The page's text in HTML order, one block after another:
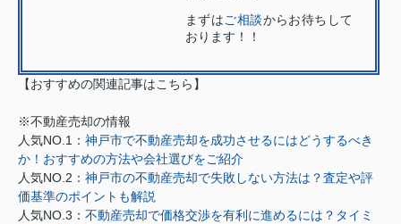
まずはご相談からお待ちして
おります！！
【おすすめの関連記事はこちら】
※不動産売却の情報
人気NO.1： 神戸市で不動産売却を成功させるにはどうするべき
か！おすすめの方法や会社選びをご紹介
人気NO.2： 神戸市の不動産売却で失敗しない方法は？査定や評
価基準のポイントも解説
人気NO.3： 不動産売却で価格交渉を有利に進めるには？タイミ